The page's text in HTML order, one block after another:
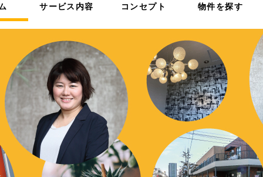
サービス内容 コンセプト 物件を探す